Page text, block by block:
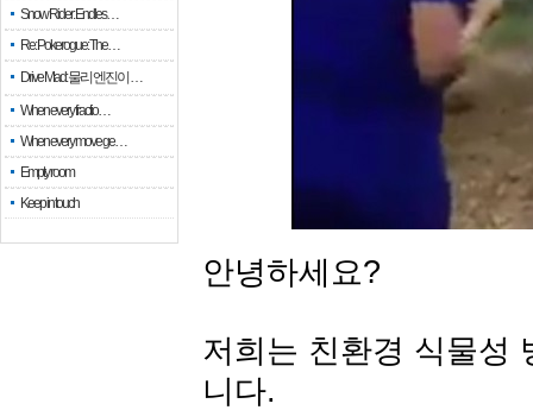
Snow Rider: Endles…
Re: Pokerogue: The…
Drive Mad: 물리 엔진이 …
When every fractio…
When every move ge…
Empty room
Keep in touch
안녕하세요?
저희는 친환경 식물성
니다.